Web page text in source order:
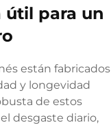
útil para un
están fabricados
y longevidad
de estos
desgaste diario,